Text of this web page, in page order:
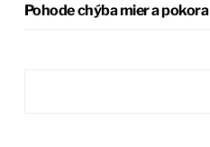
Pohode chýba mier a pokora